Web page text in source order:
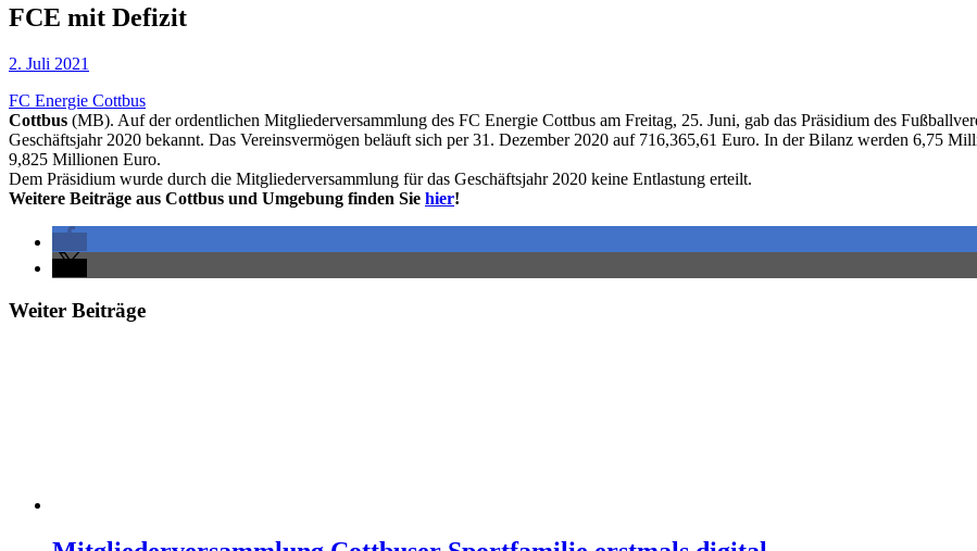
FCE mit Defizit
2. Juli 2021
FC Energie Cottbus
Cottbus (MB). Auf der ordentlichen Mitgliederversammlung des FC Energie Cottbus am Freitag, 25. Juni, gab das Präsidium des
Geschäftsjahr 2020 bekannt. Das Vereinsvermögen beläuft sich per 31. Dezember 2020 auf 716,365,61 Euro. In der Bilanz werden 6,75
9,825 Millionen Euro.
Dem Präsidium wurde durch die Mitgliederversammlung für das Geschäftsjahr 2020 keine Entlastung erteilt.
Weitere Beiträge aus Cottbus und Umgebung finden Sie hier!
Weiter Beiträge